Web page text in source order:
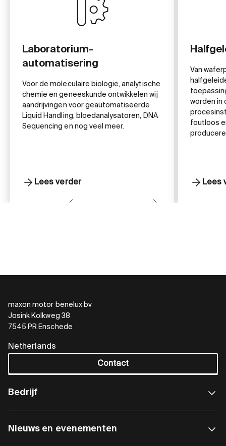
Laboratorium-
automatisering
Voor de moleculaire biologie, analytische
chemie en geneeskunde ontwikkelen wij
aandrijvingen voor geautomatiseerde
Liquid Handling, bloedanalysatoren, DNA
Sequencing en nog veel meer.
Lees verder
Van
worden in
foutloos
Lees
maxon motor benelux bv
Josink Kolkweg 38
7545 PR Enschede
Netherlands
Contact
Bedrijf
Nieuws en evenementen